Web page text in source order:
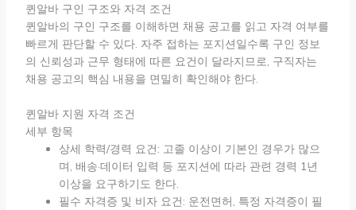
퀸알바 구인 구조와 자격 조건
퀸알바의 구인 구조를 이해하면 채용 공고를 읽고 자격 여부를
빠르게 판단할 수 있다. 자주 접하는 포지션일수록 구인 정보
의 신뢰성과 근무 형태에 따른 요건이 달라지므로, 구직자는
채용 공고의 핵심 내용을 면밀히 확인해야 한다.
퀸알바 지원 자격 조건
세부 항목
상세 학력/경력 요건: 고졸 이상이 기본인 경우가 많으
며, 배송·데이터 입력 등 포지션에 따라 관련 경력 1년
이상을 요구하기도 한다.
필수 자격증 및 비자 요건: 운전면허, 특정 자격증이 필